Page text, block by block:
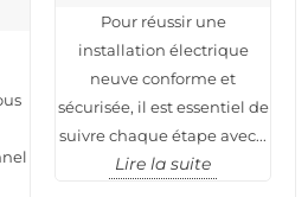
Pour réussir une
installation électrique
neuve conforme et
sécurisée, il est essentiel de
suivre chaque étape avec...
Lire la suite